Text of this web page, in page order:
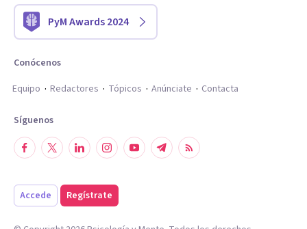
PyM Awards 2024
Conócenos
Equipo
Redactores Tópicos Anúnciate Contacta
Síguenos
Accede Regístrate